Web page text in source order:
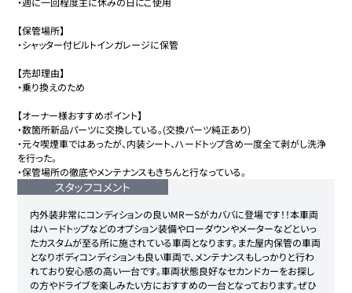
【保管場所】
・シャッター付ビルトインガレージに保管
【売却理由】
・乗り換えのため
【オーナー様おすすめポイント】
・数箇所新品パーツに交換している。(交換パーツ純正あり)
・元々喫煙車ではあったが、内装シート、ハードトップ含め一度全て剥がし洗浄
を行った。
・保管場所の徹底やメンテナンスもきちんと行なっている。
スタッフコメント
内外装非常にコンディションの良いMRーSがカババに登場です！！本車両
はハードトップなどのオプション装備やローダウンやメーターなどといっ
たカスタムが至る所に施されている車両となります。また屋内保管の車両
となりボディコンディションも良い車両で、メンテナンスもしっかりと行わ
れており安心感の高い一台です。車両状態良好なセカンドカーをお探し
の方やドライブを楽しみたい方におすすめの一台となっております。ぜひ